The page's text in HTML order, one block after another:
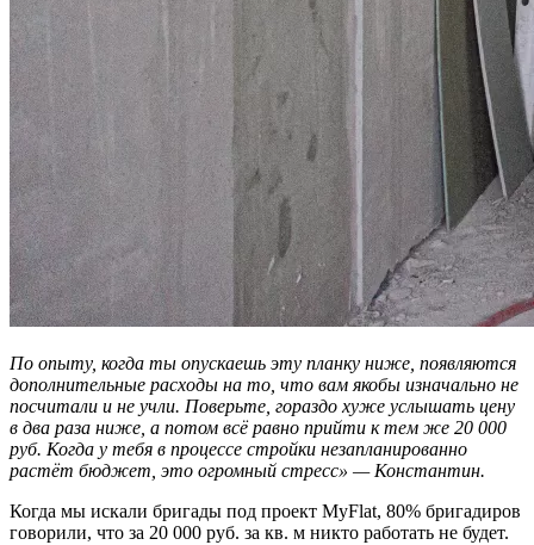
По опыту, когда ты опускаешь эту планку ниже, появляются
дополнительные расходы на то, что вам якобы изначально не
посчитали и не учли. Поверьте, гораздо хуже услышать цену
в два раза ниже, а потом всё равно прийти к тем же 20 000
руб. Когда у тебя в процессе стройки незапланированно
растёт бюджет, это огромный стресс» — Константин.
Когда мы искали бригады под проект MyFlat, 80% бригадиров
говорили, что за 20 000 руб. за кв. м никто работать не будет.